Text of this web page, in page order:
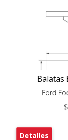
Balatas
Ford
Detalles